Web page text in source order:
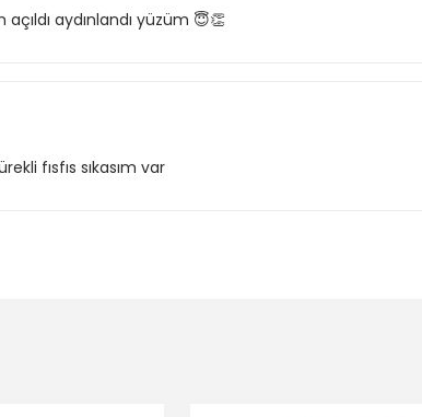
aydınlandı yüzüm 😇👏
fısfıs sıkasım var